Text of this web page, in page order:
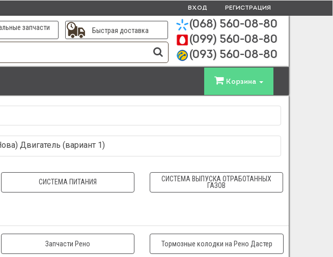
ВХОД РЕГИСТРАЦИЯ
запчасти Быстрая доставка (068) 560-08-80
(099) 560-08-80
(093) 560-08-80
Корзина
Двигатель (вариант 1)
СИСТЕМА ПИТАНИЯ
СИСТЕМА ВЫПУСКА ОТРАБОТАННЫХ
ГАЗОВ
Запчасти Рено Тормозные колодки на Рено Дастер